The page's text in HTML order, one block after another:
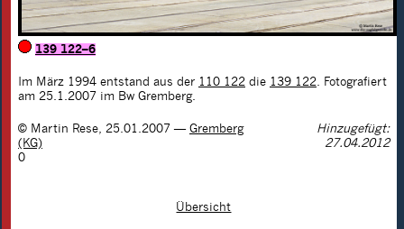
139 122–6
Im März 1994 entstand aus der 110 122 die 139 122 . Fotografiert
am 25.1.2007 im Bw Gremberg.
© Martin Rese 25.01.2007 — Gremberg
(KG)
Hinzugefügt:
27.04.2012
0
Übersicht